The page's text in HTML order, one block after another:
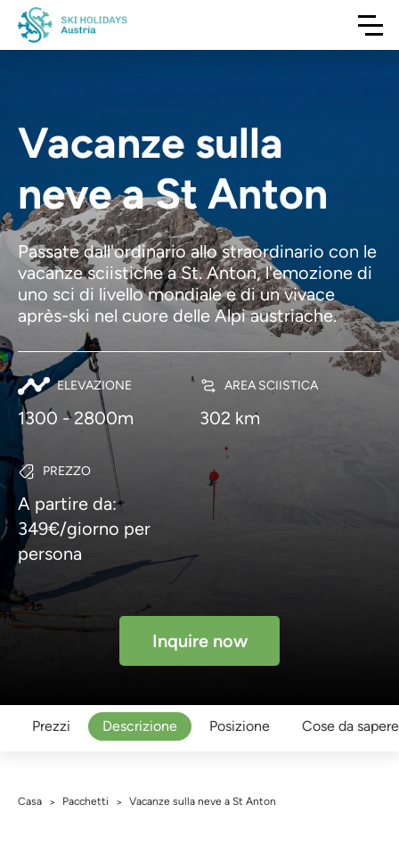
Vacanze sulla
neve a St Anton
Passate dall'ordinario allo straordinario con le
vacanze sciistiche a St. Anton, l'emozione di
uno sci di livello mondiale e di un vivace
après-ski nel cuore delle Alpi austriache.
ELEVAZIONE
1300 - 2800m
AREA SCIISTICA
302 km
PREZZO
A partire da:
349€/giorno per
persona
Inquire now
Prezzi Descrizione Posizione Cose da sapere
Casa > Pacchetti > Vacanze sulla neve a St Anton